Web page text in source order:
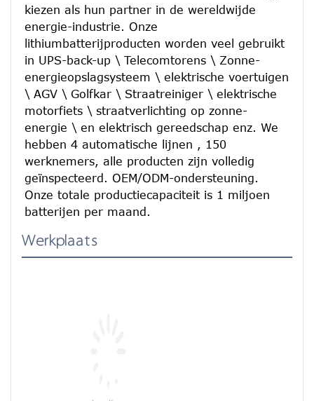
kiezen als hun partner in de wereldwijde
energie-industrie. Onze
lithiumbatterijproducten worden veel gebruikt
in UPS-back-up \ Telecomtorens \ Zonne-
energieopslagsysteem \ elektrische voertuigen
\ AGV \ Golfkar \ Straatreiniger \ elektrische
motorfiets \ straatverlichting op zonne-
energie \ en elektrisch gereedschap enz. We
hebben 4 automatische lijnen , 150
werknemers, alle producten zijn volledig
geïnspecteerd. OEM/ODM-ondersteuning.
Onze totale productiecapaciteit is 1 miljoen
batterijen per maand.
Werkplaats